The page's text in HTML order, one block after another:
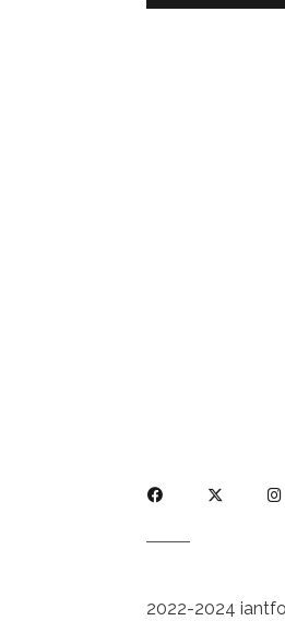
2022-2024